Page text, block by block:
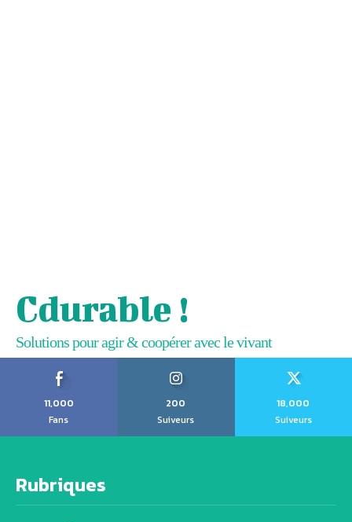
Cdurable !
Solutions pour agir & coopérer avec le vivant
11,000
Fans
200
Suiveurs
18,000
Suiveurs
Rubriques